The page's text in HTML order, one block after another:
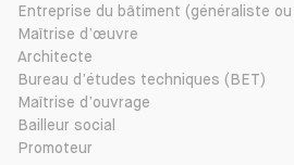
Entreprise du bâtiment (généraliste
Maîtrise d’œuvre
Architecte
Bureau d’études techniques (BET)
Maîtrise d’ouvrage
Bailleur social
Promoteur